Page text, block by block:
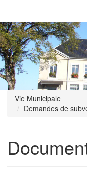
Vie Municipale
Demandes de